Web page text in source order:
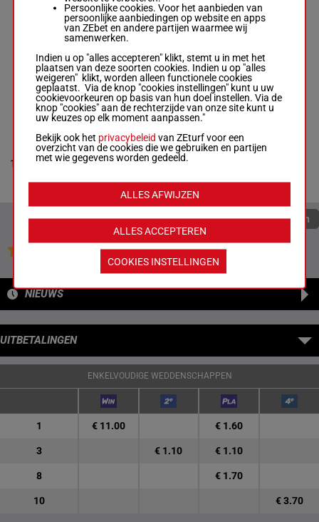
Box: 4 -M/3 -
(25) 4p 8p 6p
MISS MILITARY
McNeil Jye.-
Luke Oliver
Box: 8 -M/4 -
56 kg
M/456 kg 8
10
POLAR EYES
Beau Mertens-
Phillip Stokes
56 kg
M/456 kg
Quoteringen verversen
Jouw favoriete paarden
NIEUWS
UITBETALINGEN
ENKELVOUDIGE WEDDENSCHAPPEN
1 € 11.00 € 1.60
3 € 1.10 € 1.10
8 € 1.70
10 € 3.70
Persoonlijke cookies. Voor het aanbieden van
persoonlijke aanbiedingen op website en apps
van ZEbet en andere partijen waarmee wij
samenwerken.
Indien u op "alles accepteren" klikt, stemt u in met het
plaatsen van deze soorten cookies. Indien u op "alles
weigeren" klikt, worden alleen functionele cookies
geplaatst. Via de knop "cookies instellingen" kunt u uw
cookievoorkeuren op basis van hun doel instellen. Via de
knop "cookies" aan de rechterzijde van onze site kunt u
uw keuzes op elk moment aanpassen."
Bekijk ook het privacybeleid van ZEturf voor een
overzicht van de cookies die we gebruiken en partijen
met wie gegevens worden gedeeld.
ALLES ACCEPTEREN
ALLES AFWIJZEN
COOKIES INSTELLINGEN